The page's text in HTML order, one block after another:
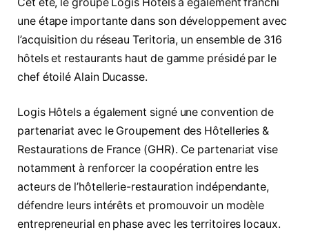
une étape importante dans son développement avec
l’acquisition du réseau Teritoria, un ensemble de 316
hôtels et restaurants haut de gamme présidé par le
chef étoilé Alain Ducasse.
Logis Hôtels a également signé une convention de
partenariat avec le Groupement des Hôtelleries &
Restaurations de France (GHR). Ce partenariat vise
notamment à renforcer la coopération entre les
acteurs de l’hôtellerie-restauration indépendante,
défendre leurs intérêts et promouvoir un modèle
entrepreneurial en phase avec les territoires locaux.